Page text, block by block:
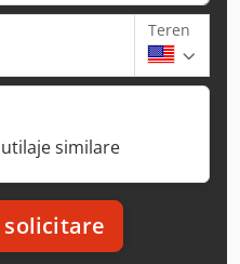
Teren
similare